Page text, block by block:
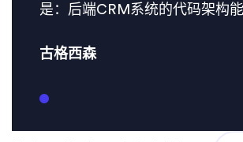
是：后端CRM系统的代码架构
古格西森